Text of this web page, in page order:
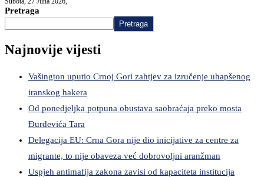
Pretraga
Pretraga
Najnovije vijesti
Vašington uputio Crnoj Gori zahtjev za izručenje uhapšenog
iranskog hakera
Od ponedjeljka potpuna obustava saobraćaja preko mosta
Đurđevića Tara
Delegacija EU: Crna Gora nije dio inicijative za centre za
migrante, to nije obaveza već dobrovoljni aranžman
Uspjeh antimafija zakona zavisi od kapaciteta institucija